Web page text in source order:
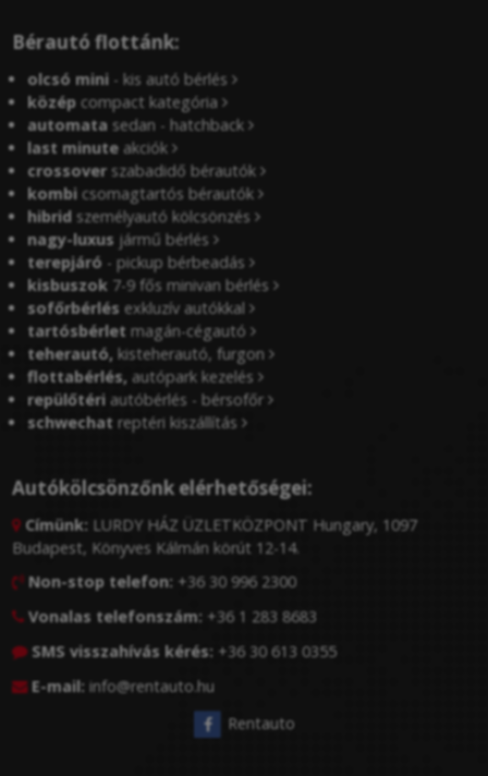
Bérautó flottánk:
olcsó mini - kis autó bérlés
közép compact kategória
automata sedan - hatchback
last minute akciók
crossover szabadidő bérautók
kombi csomagtartós bérautók
hibrid személyautó kölcsönzés
nagy-luxus jármű bérlés
terepjáró - pickup bérbeadás
kisbuszok 7-9 fős minivan bérlés
sofőrbérlés exkluzív autókkal
tartósbérlet magán-cégautó
teherautó, kisteherautó, furgon
flottabérlés, autópark kezelés
repülőtéri autóbérlés - bérsofőr
schwechat reptéri kiszállítás
Autókölcsönzőnk elérhetőségei:
 Címünk: LURDY HÁZ ÜZLETKÖZPONT Hungary, 1097
Budapest, Könyves Kálmán körút 12-14.
 Non-stop telefon: +36 30 996 2300
 Vonalas telefonszám: +36 1 283 8683
 SMS visszahívás kérés: +36 30 613 0355
 E-mail: info@rentauto.hu
Rentauto